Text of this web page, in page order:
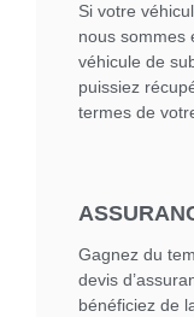
Si votre
nous sommes
véhicule de
puissiez
termes de
Gagnez du
devis
bénéficiez de